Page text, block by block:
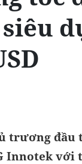
trương đầu
Innotek với